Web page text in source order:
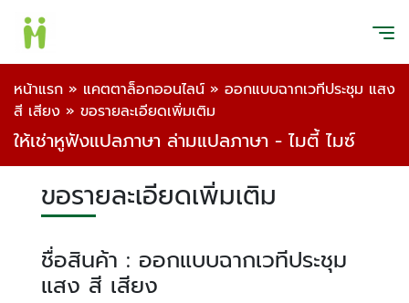
หน้าแรก » แคตตาล็อกออนไลน์ » ออกแบบฉากเวทีประชุม แสง
สี เสียง » ขอรายละเอียดเพิ่มเติม
ให้เช่าหูฟังแปลภาษา ล่ามแปลภาษา - ไมตี้ ไมซ์
ขอรายละเอียดเพิ่มเติม
ชื่อสินค้า : ออกแบบฉากเวทีประชุม
แสง สี เสียง